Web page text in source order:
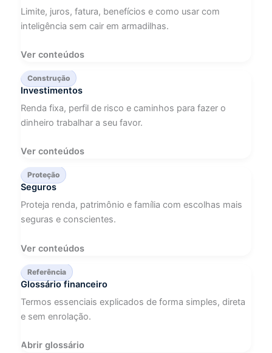
Limite, juros, fatura, benefícios e como usar com
inteligência sem cair em armadilhas.
Ver conteúdos
Construção
Investimentos
Renda fixa, perfil de risco e caminhos para fazer o
dinheiro trabalhar a seu favor.
Ver conteúdos
Proteção
Seguros
Proteja renda, patrimônio e família com escolhas mais
seguras e conscientes.
Ver conteúdos
Referência
Glossário financeiro
Termos essenciais explicados de forma simples, direta
e sem enrolação.
Abrir glossário